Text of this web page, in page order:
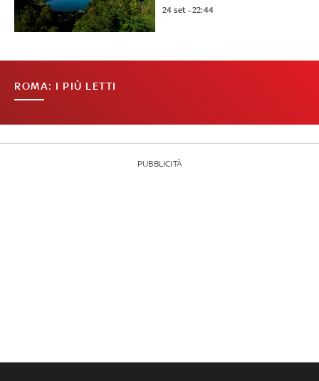
24 set - 22:44
ROMA: I PIÙ LETTI
PUBBLICITÀ